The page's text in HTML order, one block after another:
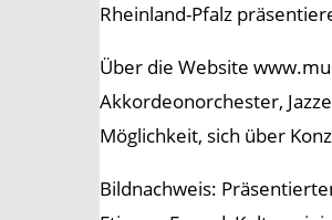
Rheinland-Pfalz
Über die Website
Akkordeonorchester,
Möglichkeit, sich über
Bildnachweis: